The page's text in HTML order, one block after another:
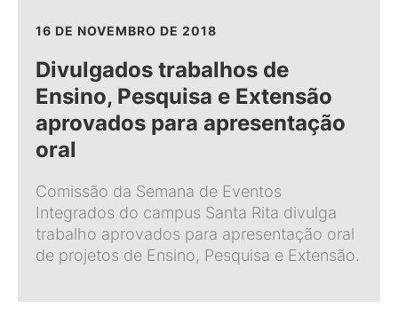
16 DE NOVEMBRO DE 2018
Divulgados trabalhos de
Ensino, Pesquisa e Extensão
aprovados para apresentação
oral
Comissão da Semana de Eventos
Integrados do campus Santa Rita divulga
trabalho aprovados para apresentação oral
de projetos de Ensino, Pesquisa e Extensão.